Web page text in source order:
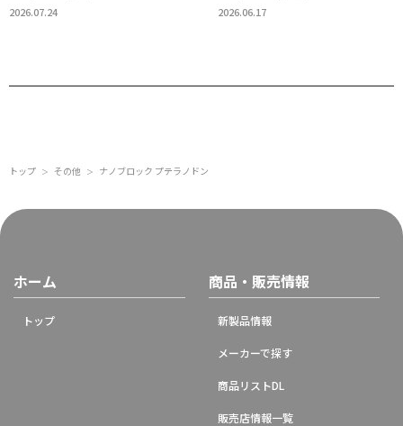
2026.07.24 2026.06.17
トップ ＞ その他 ＞ ナノブロック プテラノドン
ホーム
トップ
商品・販売情報
新製品情報
メーカーで探す
商品リストDL
販売店情報一覧